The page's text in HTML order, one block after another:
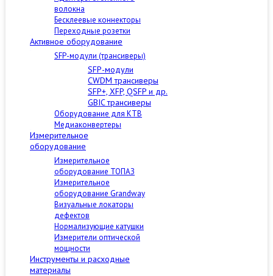
волокна
Бесклеевые коннекторы
Переходные розетки
Активное оборудование
SFP-модули (трансиверы)
SFP-модули
CWDM трансиверы
SFP+, XFP, QSFP и др.
GBIC трансиверы
Оборудование для КТВ
Медиаконвертеры
Измерительное
оборудование
Измерительное
оборудование ТОПАЗ
Измерительное
оборудование Grandway
Визуальные локаторы
дефектов
Нормализующие катушки
Измерители оптической
мощности
Инструменты и расходные
материалы